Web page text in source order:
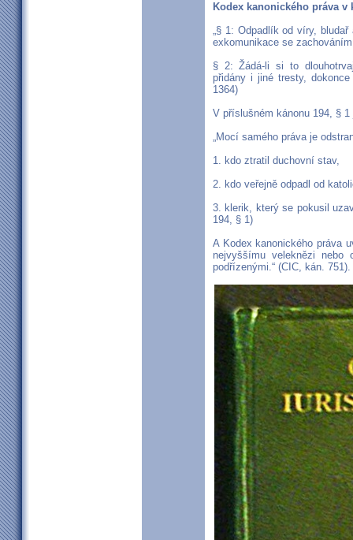
Kodex kanonického práva v
„§ 1: Odpadlík od víry,
exkomunikace se
§ 2: Žádá-li si to
přidány i jiné tresty,
1364)
V příslušném kánonu 194, § 1
„Mocí samého práva je
1. kdo ztratil duchovní stav,
2. kdo veřejně odpadl od
3. klerik, který se pokusil
194, § 1)
A Kodex kanonického práva
nejvyššímu veleknězi
podřízenými.“ (CIC, kán. 751).